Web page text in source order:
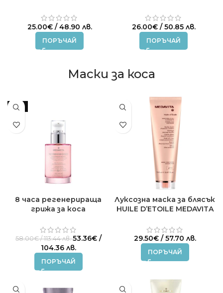
25.00€/ 48.90 лв.
ПОРЪЧАЙ
26.00€/ 50.85 лв.
ПОРЪЧАЙ
Маски за коса
-8%
8 часа регенерираща
грижа за коса
100 мл.
58.00€/ 113.44 лв.Original
price
was:
58.00€
53.36€/
104.36 лв.Текущата
цена
ПОРЪЧАЙ
Луксозна маска за блясък
HUILE D’ETOILE MEDAVITA
29.50€/ 57.70 лв.
ПОРЪЧАЙ